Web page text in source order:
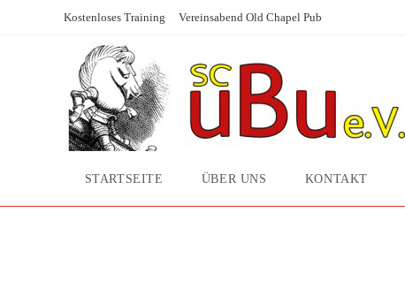
Kostenloses Training Vereinsabend Old Chapel Pub
STARTSEITE ÜBER UNS KONTAKT